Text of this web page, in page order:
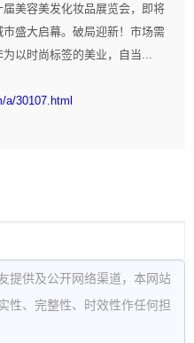
美容美发化妆品展览会，即将
盛大启幕。破局迎新！市场需
以时尚标签的美业，自当...
a/30107.html
提供及公开网络渠道，本网站
性、完整性、时效性作任何担